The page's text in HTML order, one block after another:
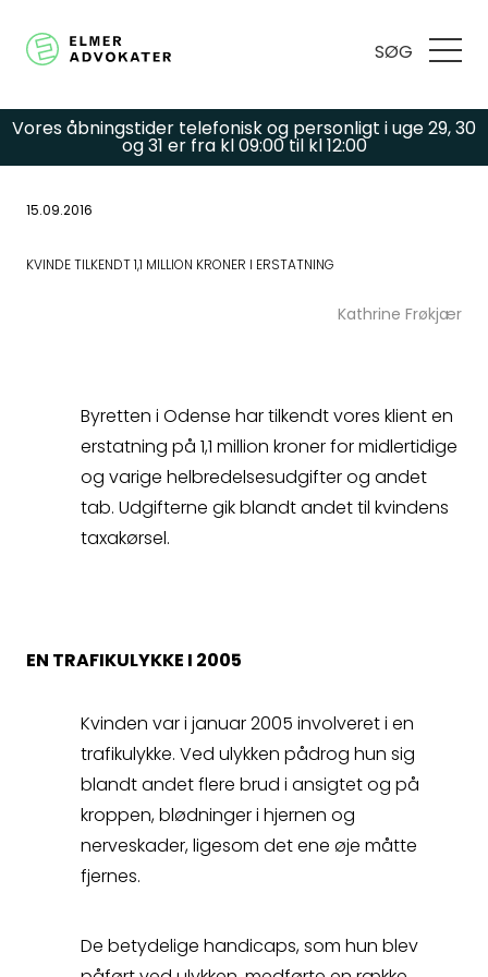
SØG
Vores åbningstider telefonisk og personligt i uge 29, 30
og 31 er fra kl 09:00 til kl 12:00
Spørgsmål
Har du spørgsmål
eller brug for hjælp?
kontaktformularen,
så kontakter vi dig
15.09.2016
KVINDE TILKENDT 1,1 MILLION KRONER I ERSTATNING
Kathrine Frøkjær
Byretten i Odense har tilkendt vores klient en
erstatning på 1,1 million kroner for midlertidige
og varige helbredelsesudgifter og andet
tab. Udgifterne gik blandt andet til kvindens
taxakørsel.
EN TRAFIKULYKKE I 2005
Kvinden var i januar 2005 involveret i en
trafikulykke. Ved ulykken pådrog hun sig
blandt andet flere brud i ansigtet og på
kroppen, blødninger i hjernen og
nerveskader, ligesom det ene øje måtte
fjernes.
De betydelige handicaps, som hun blev